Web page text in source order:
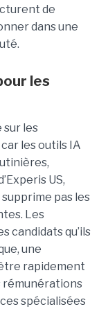
de
dans une
les
sur les
les outils IA
US,
pas les
Les
candidats qu’ils
une
rapidement
rémunérations
spécialisées